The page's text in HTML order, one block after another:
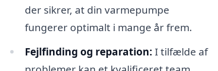
der sikrer, at din varmepumpe
fungerer optimalt i mange år frem.
Fejlfinding og reparation: I tilfælde af